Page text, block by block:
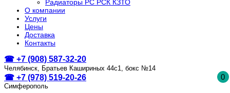
Радиаторы РС РСК КЗТО
О компании
Услуги
Цены
Доставка
Контакты
☎ +7 (908) 587-32-20
Челябинск, Братьев Кашириных 44с1, бокс №14
☎ +7 (978) 519-20-26
Симферополь
0